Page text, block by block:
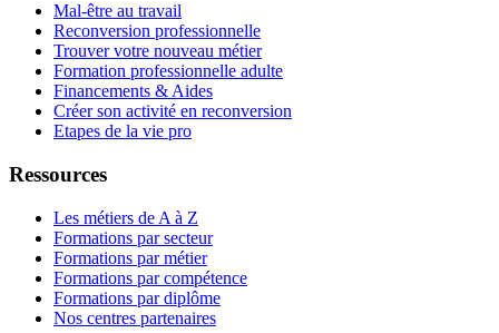
Mal-être au travail
Reconversion professionnelle
Trouver votre nouveau métier
Formation professionnelle adulte
Financements & Aides
Créer son activité en reconversion
Etapes de la vie pro
Ressources
Les métiers de A à Z
Formations par secteur
Formations par métier
Formations par compétence
Formations par diplôme
Nos centres partenaires